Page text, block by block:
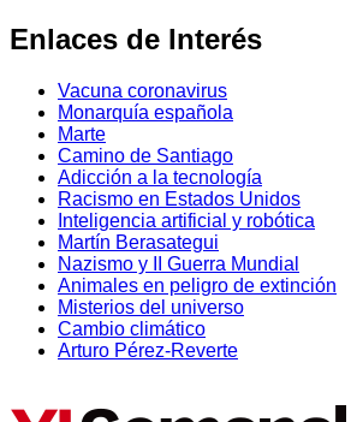
Enlaces de Interés
Vacuna coronavirus
Monarquía española
Marte
Camino de Santiago
Adicción a la tecnología
Racismo en Estados Unidos
Inteligencia artificial y robótica
Martín Berasategui
Nazismo y II Guerra Mundial
Animales en peligro de extinción
Misterios del universo
Cambio climático
Arturo Pérez-Reverte